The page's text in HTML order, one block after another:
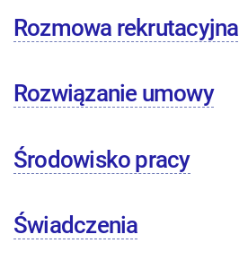
Rozmowa rekrutacyjna
Rozwiązanie umowy
Środowisko pracy
Świadczenia